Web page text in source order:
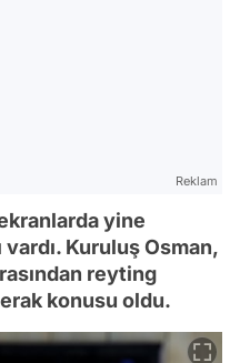
Reklam
yine
vardı. Kuruluş Osman,
reyting
konusu oldu.